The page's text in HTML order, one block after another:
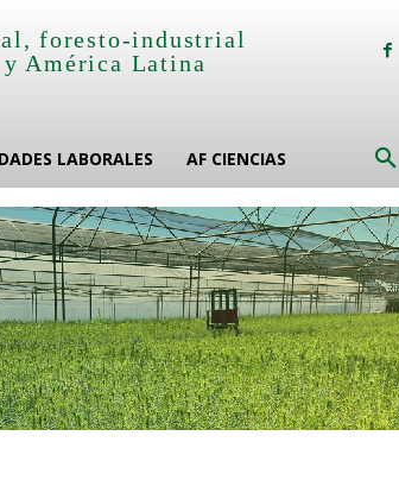
foresto-industrial
América Latina
LABORALES AF CIENCIAS